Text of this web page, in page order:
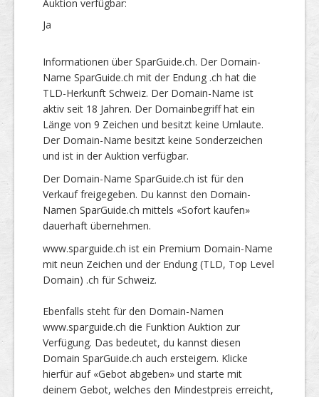
Auktion verfügbar:
Ja
Informationen über SparGuide.ch. Der Domain-
Name SparGuide.ch mit der Endung .ch hat die
TLD-Herkunft Schweiz. Der Domain-Name ist
aktiv seit 18 Jahren. Der Domainbegriff hat ein
Länge von 9 Zeichen und besitzt keine Umlaute.
Der Domain-Name besitzt keine Sonderzeichen
und ist in der Auktion verfügbar.
Der Domain-Name SparGuide.ch ist für den
Verkauf freigegeben. Du kannst den Domain-
Namen SparGuide.ch mittels «Sofort kaufen»
dauerhaft übernehmen.
www.sparguide.ch ist ein Premium Domain-Name
mit neun Zeichen und der Endung (TLD, Top Level
Domain) .ch für Schweiz.
Ebenfalls steht für den Domain-Namen
www.sparguide.ch die Funktion Auktion zur
Verfügung. Das bedeutet, du kannst diesen
Domain SparGuide.ch auch ersteigern. Klicke
hierfür auf «Gebot abgeben» und starte mit
deinem Gebot, welches den Mindestpreis erreicht,